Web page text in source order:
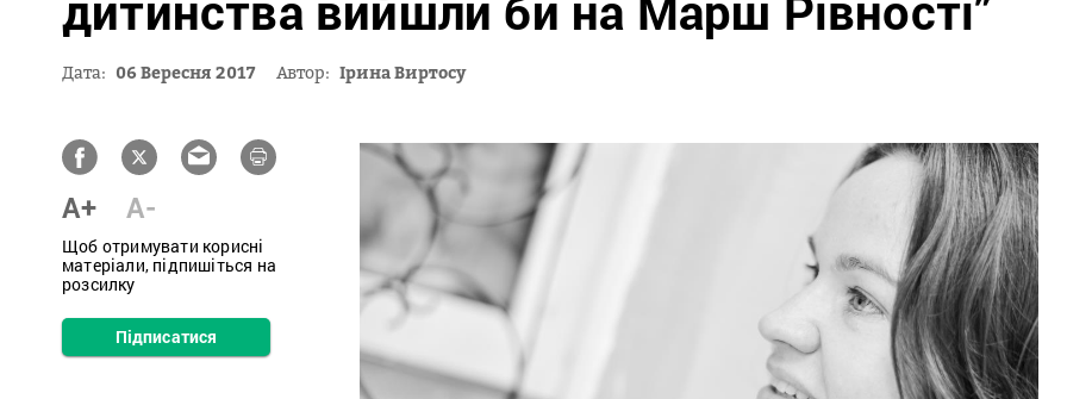
Дата: 06 Вересня 2017 Автор: Ірина Виртосу
A+ A-
Щоб отримувати корисні
матеріали, підпишіться на
розсилку
Підписатися